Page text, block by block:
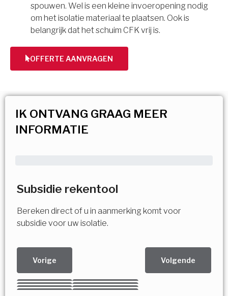
spouwen. Wel is een kleine invoeropening nodig
om het isolatie materiaal te plaatsen. Ook is
belangrijk dat het schuim CFK vrij is.
OFFERTE AANVRAGEN
IK ONTVANG GRAAG MEER
INFORMATIE
Subsidie rekentool
Bereken direct of u in aanmerking komt voor
subsidie voor uw isolatie.
Vorige Volgende
Kies uw Isolatiemaatregel
Vorige Volgende